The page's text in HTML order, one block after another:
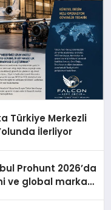
Türkiye Merkezli
İlerliyor
Prohunt 2026’da
ve global marka